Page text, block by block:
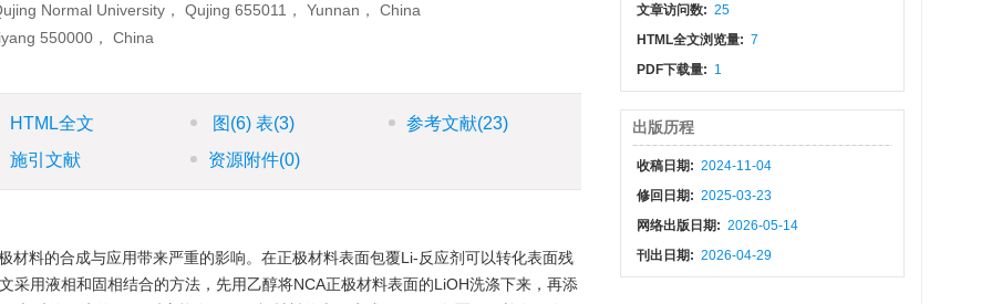
Normal University， Qujing 655011， Yunnan， China
550000， China
HTML全文 图 (6) 表(3) 参考文献(23)
施引文献 资源附件(0)
材料的合成与应用带来严重的影响。在正极材料表面包覆Li-反应剂可以转化表面残
采用液相和固相结合的方法，先用乙醇将NCA正极材料表面的LiOH洗涤下来，再添
文章访问数: 25
HTML全文浏览量: 7
PDF下载量: 1
出版历程
收稿日期: 2024-11-04
修回日期: 2025-03-23
网络出版日期: 2026-05-14
刊出日期: 2026-04-29